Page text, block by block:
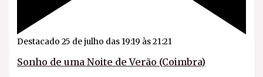
Destacado 25 de julho das 19:19 às21:21
Sonho de uma Noite de Verão (Coimbra)